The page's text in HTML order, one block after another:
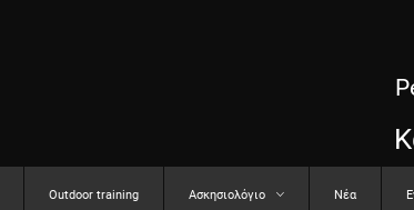
Outdoor training Aσκησιολόγιο Νέα